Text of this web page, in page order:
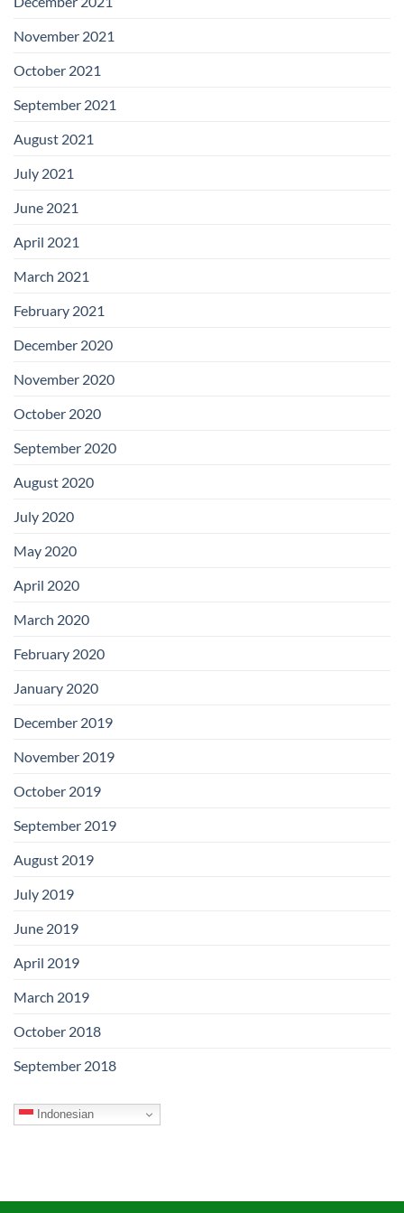
November 2021
October 2021
September 2021
August 2021
July 2021
June 2021
April 2021
March 2021
February 2021
December 2020
November 2020
October 2020
September 2020
August 2020
July 2020
May 2020
April 2020
March 2020
February 2020
January 2020
December 2019
November 2019
October 2019
September 2019
August 2019
July 2019
June 2019
April 2019
March 2019
October 2018
September 2018
Indonesian